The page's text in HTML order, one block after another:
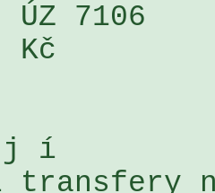
ÚZ
j í